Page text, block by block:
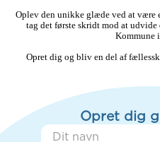
Oplev den unikke glæde ved at være
tag det første skridt mod at
Kommune
Opret dig og bliv en del af
Opret dig